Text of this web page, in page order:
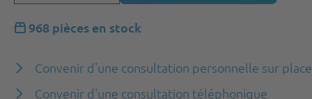
968 pièces en stock
Convenir d'une consultation personnelle sur place
Convenir d'une consultation téléphonique